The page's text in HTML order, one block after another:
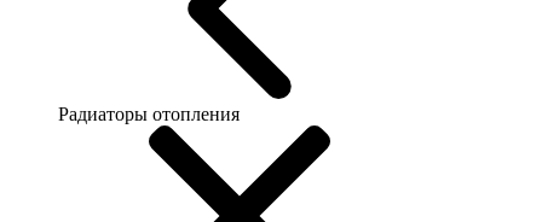
Радиаторы отопления